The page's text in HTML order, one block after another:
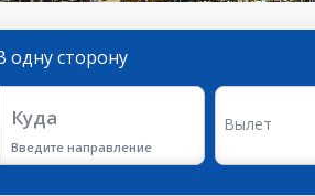
одну сторону
Куда
Введите направление
Вылет